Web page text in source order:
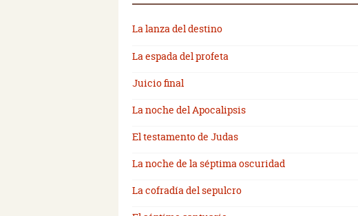
La lanza del destino
La espada del profeta
Juicio final
La noche del Apocalipsis
El testamento de Judas
La noche de la séptima oscuridad
La cofradía del sepulcro